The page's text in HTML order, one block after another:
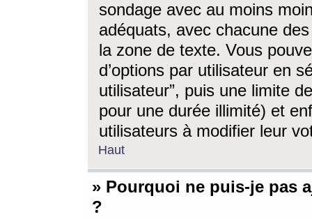
sondage avec au moins
adéquats, avec chacune
la zone de texte. Vous
d’options par utilisateur en
utilisateur”, puis une limite
pour une durée illimité) et
utilisateurs à modifier leur
Haut
» Pourquoi ne puis-je pas
?